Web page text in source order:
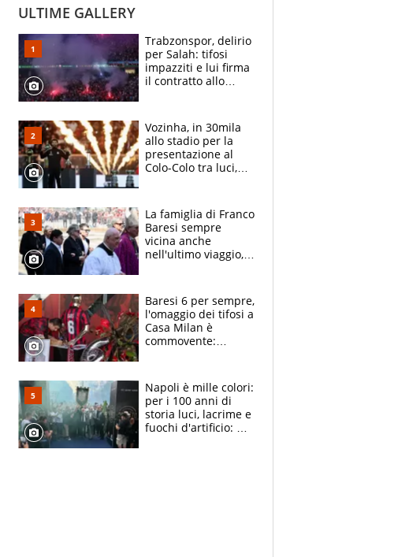
ULTIME GALLERY
Trabzonspor, delirio
per Salah: tifosi
impazziti e lui firma
il contratto allo
Vozinha, in 30mila
allo stadio per la
presentazione al
Colo-Colo tra luci,
La famiglia di Franco
Baresi sempre
vicina anche
nell'ultimo viaggio,
circondati
dall'affetto dei tifosi
Baresi 6 per sempre,
l'omaggio dei tifosi a
Casa Milan è
commovente:
bigliettini
Napoli è mille colori:
per i 100 anni di
storia luci, lacrime e
fuochi d'artificio: De